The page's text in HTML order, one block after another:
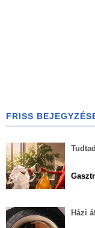
FRISS
Házi